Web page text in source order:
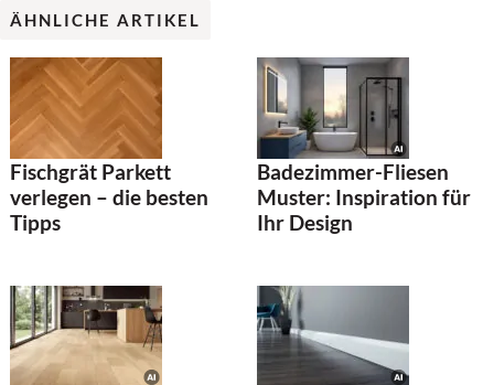
ÄHNLICHE ARTIKEL
Fischgrät Parkett
verlegen – die besten
Tipps
Badezimmer-Fliesen
Muster: Inspiration für
Ihr Design